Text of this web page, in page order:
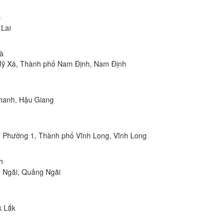
Xá, Thành phố Nam Định, Nam Định
Hậu Giang
1, Thành phố Vĩnh Long, Vĩnh Long
Quảng Ngãi
Lắk